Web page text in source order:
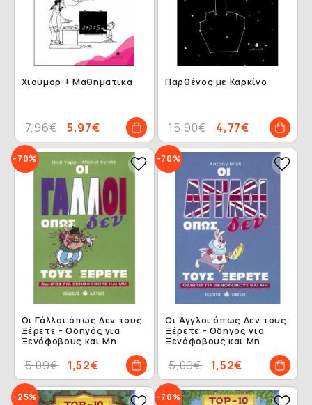
Χιούμορ + Μαθηματικά
5,97€
7,96€
Παρθένος με Καρκίνο
4,77€
15,90€
-70%
Οι Γάλλοι όπως Δεν τους
Ξέρετε - Οδηγός για
Ξενόφοβους και Μη
1,52€
5,09€
-70%
Οι Άγγλοι όπως Δεν τους
Ξέρετε - Οδηγός για
Ξενόφοβους και Μη
1,52€
5,09€
-25% -70%